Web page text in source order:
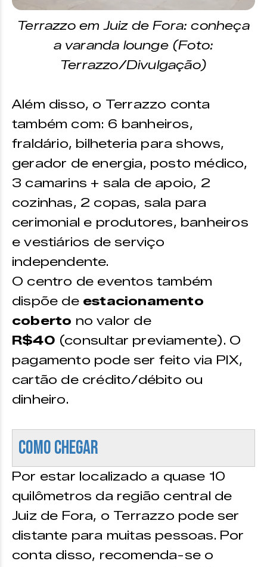
Terrazzo em Juiz de Fora: conheça
a varanda lounge (Foto:
Terrazzo/Divulgação)
Além disso, o Terrazzo conta
também com: 6 banheiros,
fraldário, bilheteria para shows,
gerador de energia, posto médico,
3 camarins + sala de apoio, 2
cozinhas, 2 copas, sala para
cerimonial e produtores, banheiros
e vestiários de serviço
independente.
O centro de eventos também
dispõe de estacionamento
coberto no valor de
R$40 (consultar previamente). O
pagamento pode ser feito via PIX,
cartão de crédito/débito ou
dinheiro.
Como chegar
Por estar localizado a quase 10
quilômetros da região central de
Juiz de Fora, o Terrazzo pode ser
distante para muitas pessoas. Por
conta disso, recomenda-se o